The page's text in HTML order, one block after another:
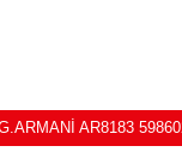
AR8183